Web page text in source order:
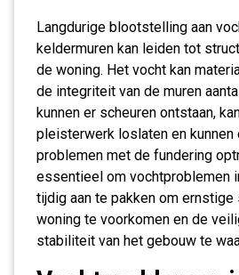
Langdurige blootstelling aan
keldermuren kan leiden tot
de woning. Het vocht kan
de integriteit van de muren
kunnen er scheuren ontstaan,
pleisterwerk loslaten en
problemen met de fundering
essentieel om vochtproblemen
tijdig aan te pakken om ernstige
woning te voorkomen en de
stabiliteit van het gebouw te